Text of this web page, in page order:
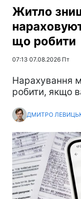
Житло
що робити
07:13 07.08.2026 Пт
Нарахування
робити, якщо
ДМИТРО